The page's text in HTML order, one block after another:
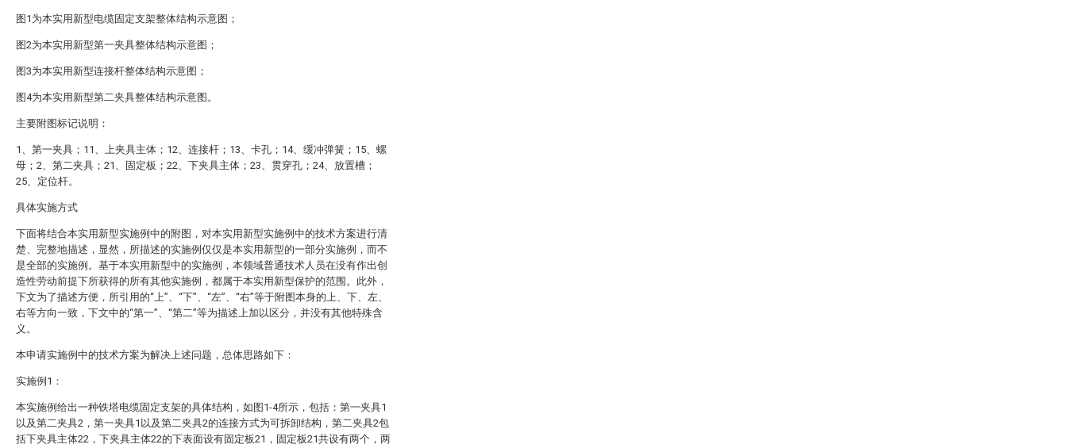
图1为本实用新型电缆固定支架整体结构示意图；
图2为本实用新型第一夹具整体结构示意图；
图3为本实用新型连接杆整体结构示意图；
图4为本实用新型第二夹具整体结构示意图。
主要附图标记说明：
1、第一夹具；11、上夹具主体；12、连接杆；13、卡孔；14、缓冲弹簧；15、螺
母；2、第二夹具；21、固定板；22、下夹具主体；23、贯穿孔；24、放置槽；
25、定位杆。
具体实施方式
下面将结合本实用新型实施例中的附图，对本实用新型实施例中的技术方案进行清
楚、完整地描述，显然，所描述的实施例仅仅是本实用新型的一部分实施例，而不
是全部的实施例。基于本实用新型中的实施例，本领域普通技术人员在没有作出创
造性劳动前提下所获得的所有其他实施例，都属于本实用新型保护的范围。此外，
下文为了描述方便，所引用的“上”、“下”、“左”、“右”等于附图本身的上、下、左、
右等方向一致，下文中的“第一”、“第二”等为描述上加以区分，并没有其他特殊含
义。
本申请实施例中的技术方案为解决上述问题，总体思路如下：
实施例1：
本实施例给出一种铁塔电缆固定支架的具体结构，如图1-4所示，包括：第一夹具1
以及第二夹具2，第一夹具1以及第二夹具2的连接方式为可拆卸结构，第二夹具2包
括下夹具主体22，下夹具主体22的下表面设有固定板21，固定板21共设有两个，两